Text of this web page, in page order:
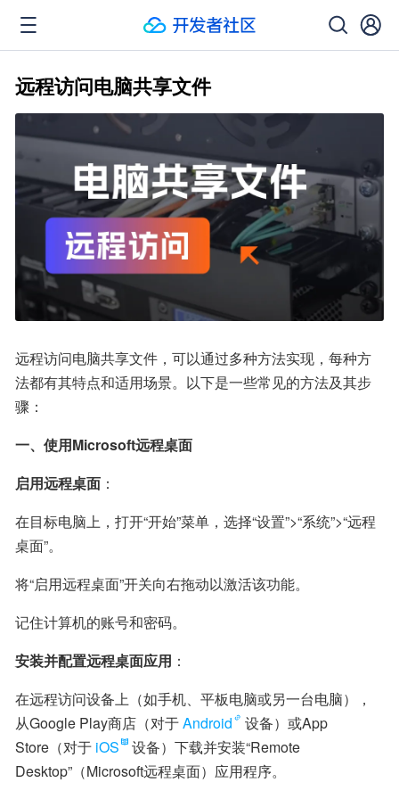
远程访问电脑共享文件
远程访问电脑共享文件，可以通过多种方法实现，每种方
法都有其特点和适用场景。以下是一些常见的方法及其步
骤：
一、使用Microsoft远程桌面
启用远程桌面 ：
在目标电脑上，打开“开始”菜单，选择“设置”>“系统”>“远程
桌面”。
将“启用远程桌面”开关向右拖动以激活该功能。
记住计算机的账号和密码。
安装并配置远程桌面应用 ：
在远程访问设备上（如手机、平板电脑或另一台电脑），
从Google Play商店（对于Android
设备）或App
Store（对于 iOS
设备）下载并安装“Remote
Desktop”（Microsoft远程桌面）应用程序。